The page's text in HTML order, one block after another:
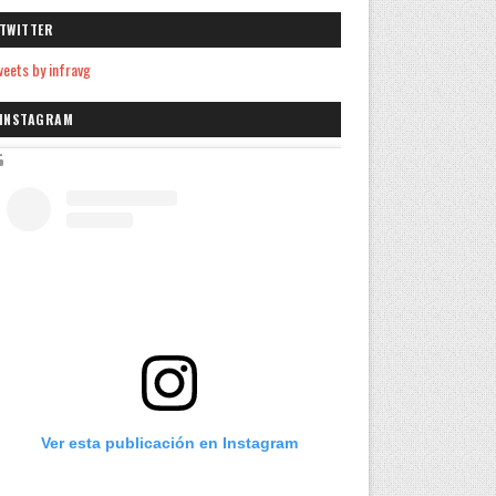
by infravg
Ver esta publicación en Instagram